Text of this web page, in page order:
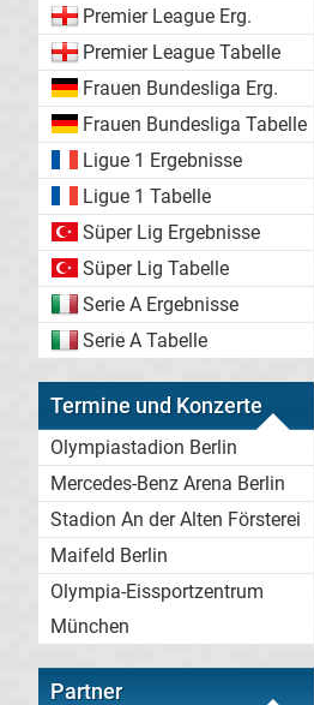
Premier League Erg.
Premier League Tabelle
Frauen Bundesliga Erg.
Frauen Bundesliga Tabelle
Ligue 1 Ergebnisse
Ligue 1 Tabelle
Süper Lig Ergebnisse
Süper Lig Tabelle
Serie A Ergebnisse
Serie A Tabelle
Termine und Konzerte
Olympiastadion Berlin
Mercedes-Benz Arena Berlin
Stadion An der Alten Försterei
Maifeld Berlin
Olympia-Eissportzentrum
München
Partner